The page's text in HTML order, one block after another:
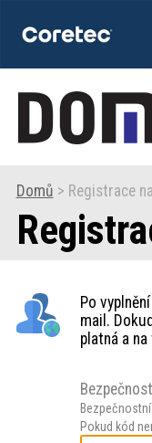
TIPY
Zprávy
Praxe
Produkty
Domů > Registrace
Po
mail.
platná a
Pokud kód